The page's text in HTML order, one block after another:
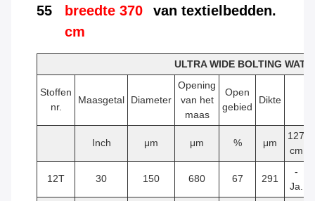
55
breedte 370
cm
van textielbedden.
ULTRA WIDE BOLTING
Stoffen
nr.
Maasgetal Diameter
Opening
van het
maas
Open
gebied
Dikte
Inch μm μm % μm
127
cm
12T 30 150 680 67 291
-
Ja.